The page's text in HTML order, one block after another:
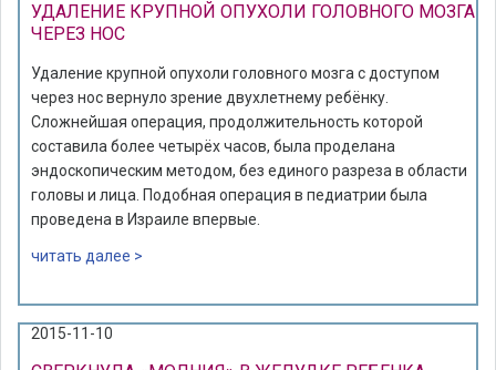
УДАЛЕНИЕ КРУПНОЙ ОПУХОЛИ ГОЛОВНОГО МОЗГА
ЧЕРЕЗ НОС
Удаление крупной опухоли головного мозга с доступом
через нос вернуло зрение двухлетнему ребёнку.
Сложнейшая операция, продолжительность которой
составила более четырёх часов, была проделана
эндоскопическим методом, без единого разреза в области
головы и лица. Подобная операция в педиатрии была
проведена в Израиле впервые.
читать далее >
2015-11-10